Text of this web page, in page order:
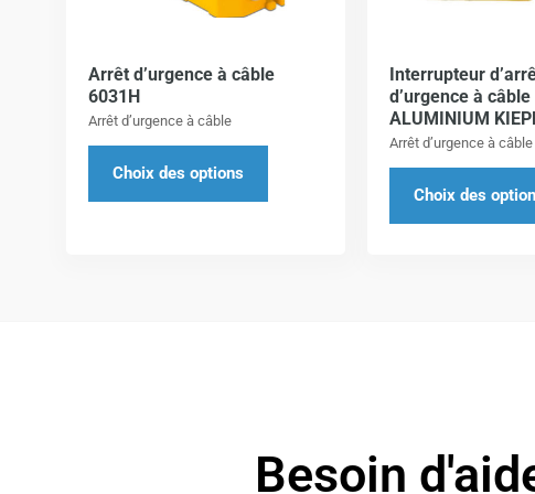
Arrêt d’urgence à câble
6031H
Arrêt d’urgence à câble
Choix des options
Les
peuvent
Interrupteur
d’urgence à câble
ALUMINIUM
Arrêt d’urgence à câble
Choix des
Besoin